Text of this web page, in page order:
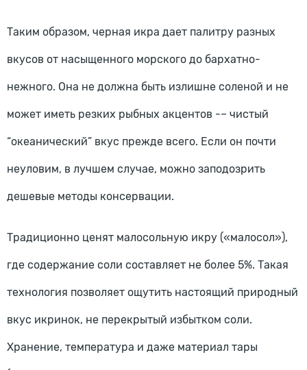
Таким образом, черная икра дает палитру разных
вкусов от насыщенного морского до бархатно-
нежного. Она не должна быть излишне соленой и не
может иметь резких рыбных акцентов -– чистый
“океанический” вкус прежде всего. Если он почти
неуловим, в лучшем случае, можно заподозрить
дешевые методы консервации.
Традиционно ценят малосольную икру («малосол»),
где содержание соли составляет не более 5%. Такая
технология позволяет ощутить настоящий природный
вкус икринок, не перекрытый избытком соли.
Хранение, температура и даже материал тары